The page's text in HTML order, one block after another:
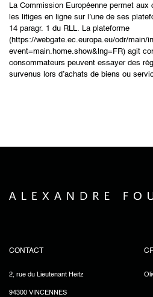
La Commission Européenne permet aux
les litiges en ligne sur l’une de ses
14 paragr. 1 du RLL. La plateforme
(https://webgate.ec.europa.eu/odr/main/
event=main.home.show&lng=FR) agit
consommateurs peuvent essayer des
survenus lors d’achats de biens ou
CONTACT
2, rue du Lieutenant Heitz
94300 VINCENNES